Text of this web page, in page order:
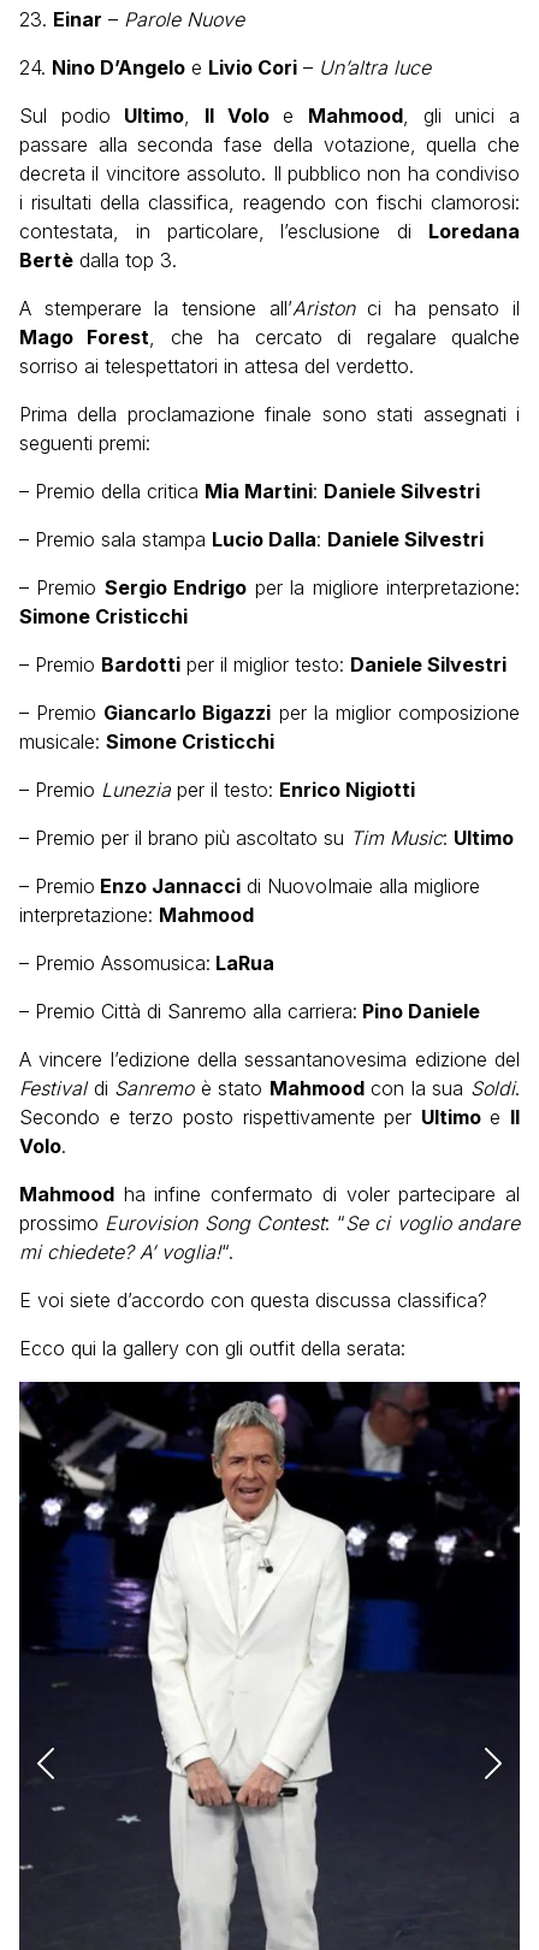
23. Einar – Parole Nuove
24. Nino D’Angelo e Livio Cori – Un’altra luce
Sul podio Ultimo, Il Voloe Mahmood, gli unici a
passare alla seconda fase della votazione, quella che
decreta il vincitore assoluto. Il pubblico non ha condiviso
i risultati della classifica, reagendo con fischi clamorosi:
contestata, in particolare, l’esclusione di Loredana
Bertè dalla top 3.
A stemperare la tensione all’Aristonci ha pensato il
Mago Forest, che ha cercato di regalare qualche
sorriso ai telespettatori in attesa del verdetto.
Prima della proclamazione finale sono stati assegnati i
seguenti premi:
– Premio della critica Mia Martini: Daniele Silvestri
– Premio sala stampa Lucio Dalla: Daniele Silvestri
– Premio Sergio Endrigo per la migliore interpretazione:
Simone Cristicchi
– Premio Bardotti per il miglior testo: Daniele Silvestri
– Premio Giancarlo Bigazzi per la miglior composizione
musicale: Simone Cristicchi
– Premio Lunezia per il testo: Enrico Nigiotti
– Premio per il brano più ascoltato su Tim Music: Ultimo
– Premio Enzo Jannacci di NuovoImaie alla migliore
interpretazione: Mahmood
– Premio Assomusica: LaRua
– Premio Città di Sanremo alla carriera: Pino Daniele
A vincere l’edizione della sessantanovesima edizione del
Festivaldi Sanremoè stato Mahmoodcon la sua Soldi.
Secondo e terzo posto rispettivamente per Ultimoe Il
Volo.
Mahmood ha infine confermato di voler partecipare al
prossimo Eurovision Song Contest: “Se ci voglio andare
mi chiedete? A’ voglia!“.
E voi siete d’accordo con questa discussa classifica?
Ecco qui la gallery con gli outfit della serata: